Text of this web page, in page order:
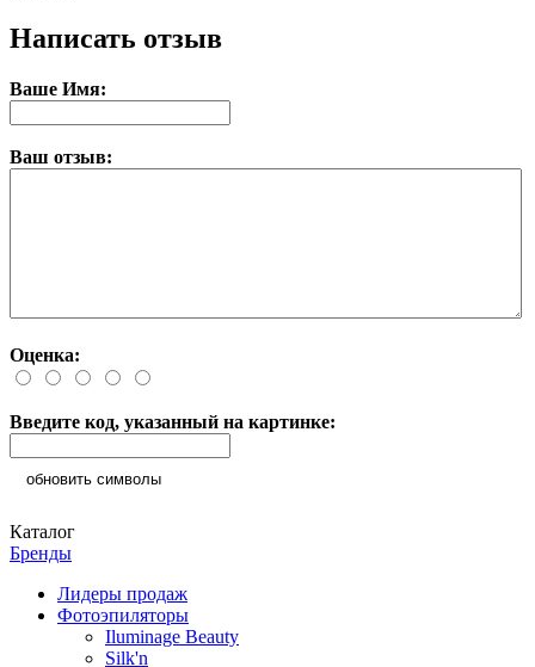
Написать отзыв
Ваше Имя:
Ваш отзыв:
Оценка:
Введите код, указанный на картинке:
обновить символы
Каталог
Бренды
Лидеры продаж
Фотоэпиляторы
Iluminage Beauty
Silk'n